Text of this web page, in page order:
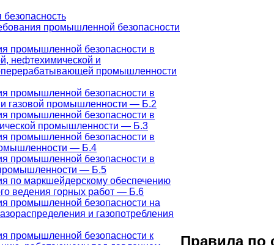
промышленной безопасности
промышленной безопасности в
нефтехимической и
промышленности
промышленной безопасности в
газовой промышленности — Б.2
промышленной безопасности в
промышленности — Б.3
промышленной безопасности в
— Б.4
промышленной безопасности в
— Б.5
по маркшейдерскому обеспечению
ведения горных работ — Б.6
промышленной безопасности на
и газопотребления
промышленной безопасности к
Правила по